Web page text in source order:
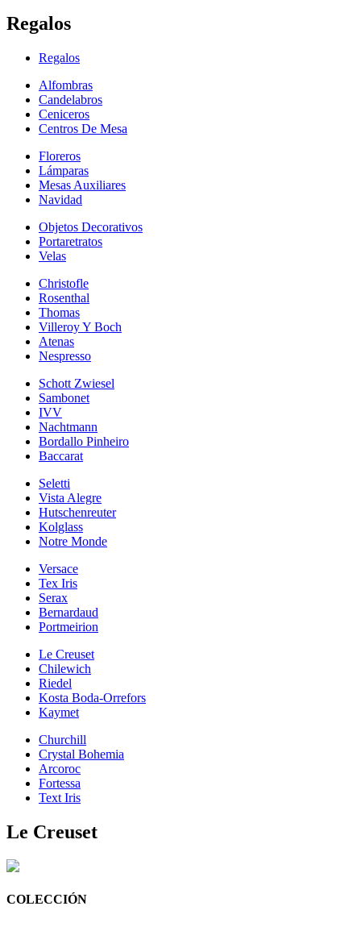
Regalos
Regalos
Alfombras
Candelabros
Ceniceros
Centros De Mesa
Floreros
Lámparas
Mesas Auxiliares
Navidad
Objetos Decorativos
Portaretratos
Velas
Christofle
Rosenthal
Thomas
Villeroy Y Boch
Atenas
Nespresso
Schott Zwiesel
Sambonet
IVV
Nachtmann
Bordallo Pinheiro
Baccarat
Seletti
Vista Alegre
Hutschenreuter
Kolglass
Notre Monde
Versace
Tex Iris
Serax
Bernardaud
Portmeirion
Le Creuset
Chilewich
Riedel
Kosta Boda-Orrefors
Kaymet
Churchill
Crystal Bohemia
Arcoroc
Fortessa
Text Iris
Le Creuset
COLECCIÓN